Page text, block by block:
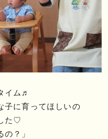
イム♬
子に育ってほしいの
た♡
の？」